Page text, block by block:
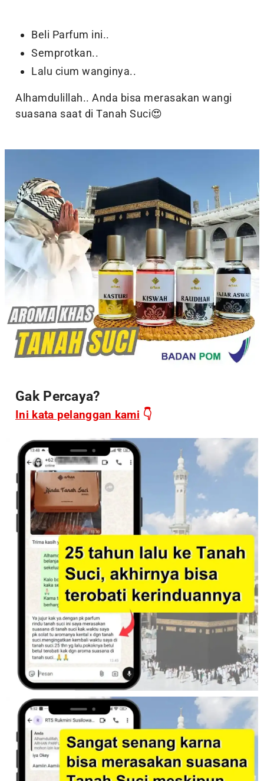
Beli Parfum ini..
Semprotkan..
Lalu cium wanginya..
Alhamdulillah.. Anda bisa merasakan wangi
suasana saat di Tanah Suci😍
Gak Percaya?
Ini kata pelanggan kami 👇